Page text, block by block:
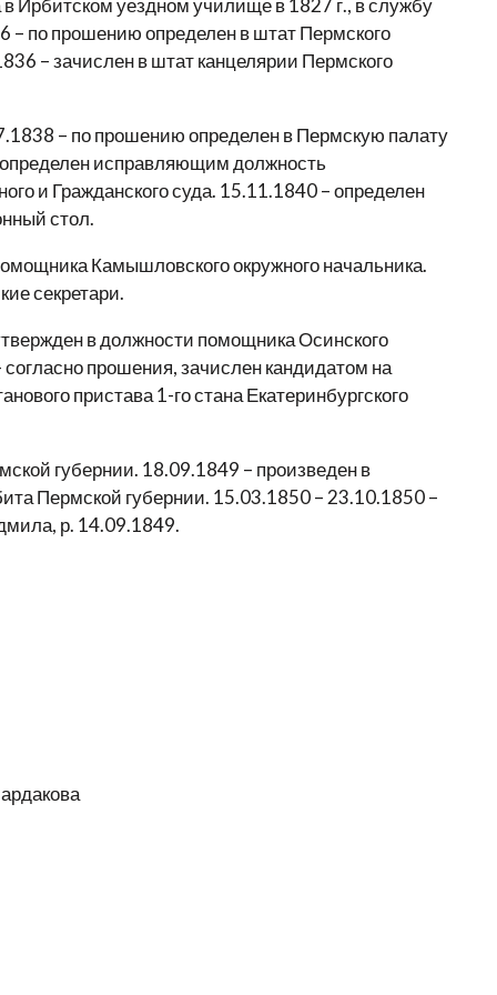
Ирбитском уездном училище в 1827 г., в службу
– по прошению определен в штат Пермского
– зачислен в штат канцелярии Пермского
– по прошению определен в Пермскую палату
определен исправляющим должность
и Гражданского суда. 15.11.1840 – определен
стол.
Камышловского окружного начальника.
секретари.
в должности помощника Осинского
прошения, зачислен кандидатом на
пристава 1-го стана Екатеринбургского
губернии. 18.09.1849 – произведен в
Пермской губернии. 15.03.1850 – 23.10.1850 –
р. 14.09.1849.